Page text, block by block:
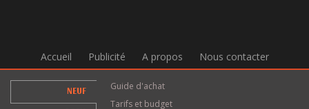
Accueil Publicité A propos Nous contacter
NEUF
Guide d'achat
Tarifs et budget